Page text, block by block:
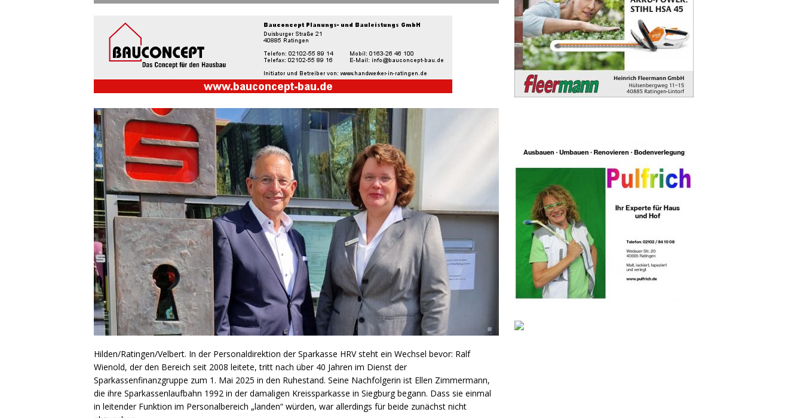
Hilden/Ratingen/Velbert. In der Personaldirektion der Sparkasse HRV steht ein Wechsel bevor: Ralf
Wienold, der den Bereich seit 2008 leitete, tritt nach über 40 Jahren im Dienst der
Sparkassenfinanzgruppe zum 1. Mai 2025 in den Ruhestand. Seine Nachfolgerin ist Ellen Zimmermann,
die ihre Sparkassenlaufbahn 1992 in der damaligen Kreissparkasse in Siegburg begann. Dass sie einmal
in leitender Funktion im Personalbereich „landen“ würden, war allerdings für beide zunächst nicht